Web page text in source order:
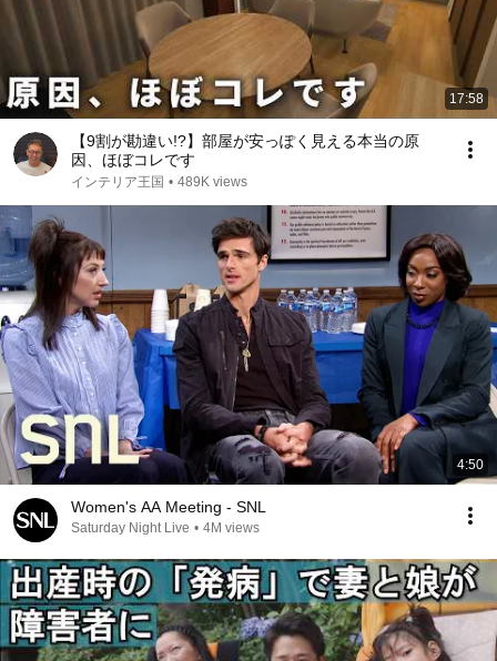
17:58
【9割が勘違い!?】部屋が安っぽく見える本当の原
因、ほぼコレです
インテリア王国 • 489K views
4:50
Women's AA Meeting - SNL
Saturday Night Live • 4M views